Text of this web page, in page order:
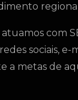
com
sociais,
a metas de